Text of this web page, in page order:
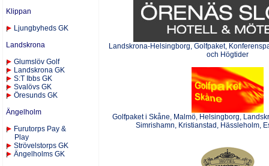
Klippan
Ljungbyheds GK
Landskrona
Glumslöv Golf
Landskrona GK
S:T Ibbs GK
Svalövs GK
Öresunds GK
Ängelholm
Furutorps Pay &
Play
Strövelstorps GK
Ängelholms GK
Landskrona-Helsingborg, Golfpaket,
och Högtider
Golfpaketi Skåne, Malmö, Helsingborg,
Simrishamn, Kristianstad, Hässleholm,